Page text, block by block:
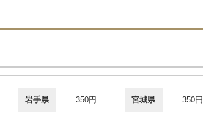
岩手県 350円 宮城県 350円